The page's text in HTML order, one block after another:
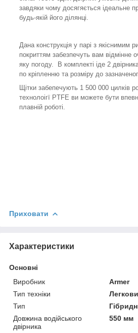
завдяки чому досягяється ідеальне
будь-якій його ділянці.
Дана конструкція у парі з якіснимим
покриттям забезпечуть вам відмінне
яку погоду. В комплекті іде 2
по кріпленню та розміру до
Щітки забепечують 1 500 000 цилків
технолоігї PTFE ви можете бути
плавній роботі.
Приховати
Характеристики
Основні
Виробник
Armer
Тип техніки
Тип
Довжина водійського
двірника
550 мм